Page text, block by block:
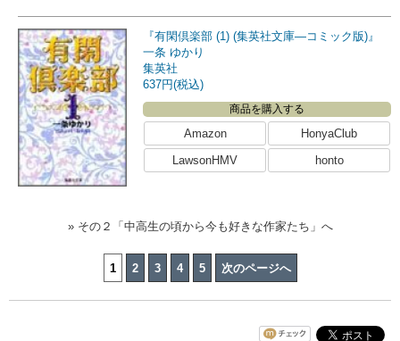
『有閑倶楽部 (1) (集英社文庫―コミック版)』
一条 ゆかり
集英社
637円(税込)
商品を購入する
Amazon
HonyaClub
LawsonHMV
honto
» その２「中高生の頃から今も好きな作家たち」へ
1 2 3 4 5 次のページへ